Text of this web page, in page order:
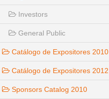
Investors
General Public
Catálogo de Expositores 2010
Catálogo de Expositores 2012
Sponsors Catalog 2010